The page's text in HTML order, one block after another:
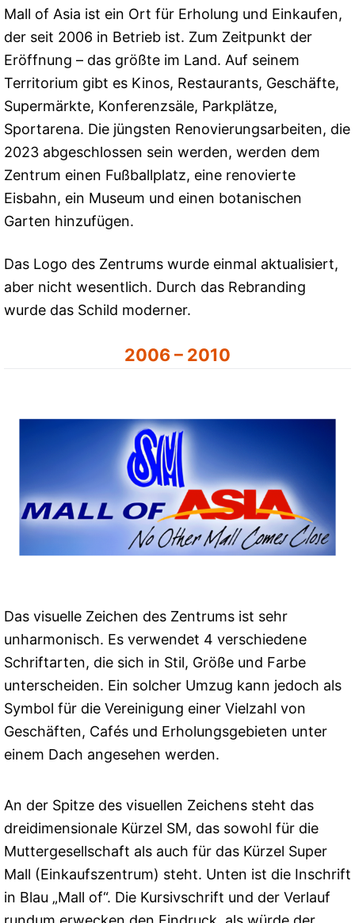
Mall of Asia ist ein Ort für Erholung und Einkaufen,
der seit 2006 in Betrieb ist. Zum Zeitpunkt der
Eröffnung – das größte im Land. Auf seinem
Territorium gibt es Kinos, Restaurants, Geschäfte,
Supermärkte, Konferenzsäle, Parkplätze,
Sportarena. Die jüngsten Renovierungsarbeiten, die
2023 abgeschlossen sein werden, werden dem
Zentrum einen Fußballplatz, eine renovierte
Eisbahn, ein Museum und einen botanischen
Garten hinzufügen.
Das Logo des Zentrums wurde einmal aktualisiert,
aber nicht wesentlich. Durch das Rebranding
wurde das Schild moderner.
2006 – 2010
Das visuelle Zeichen des Zentrums ist sehr
unharmonisch. Es verwendet 4 verschiedene
Schriftarten, die sich in Stil, Größe und Farbe
unterscheiden. Ein solcher Umzug kann jedoch als
Symbol für die Vereinigung einer Vielzahl von
Geschäften, Cafés und Erholungsgebieten unter
einem Dach angesehen werden.
An der Spitze des visuellen Zeichens steht das
dreidimensionale Kürzel SM, das sowohl für die
Muttergesellschaft als auch für das Kürzel Super
Mall (Einkaufszentrum) steht. Unten ist die Inschrift
in Blau „Mall of“. Die Kursivschrift und der Verlauf